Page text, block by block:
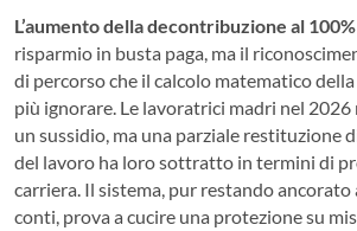
L’aumento della decontribuzione al 100%
risparmio in busta paga, ma il
di percorso che il calcolo matematico
più ignorare. Le lavoratrici madri nel
un sussidio, ma una parziale restituzione
del lavoro ha loro sottratto in termini di
carriera. Il sistema, pur restando
conti, prova a cucire una protezione su